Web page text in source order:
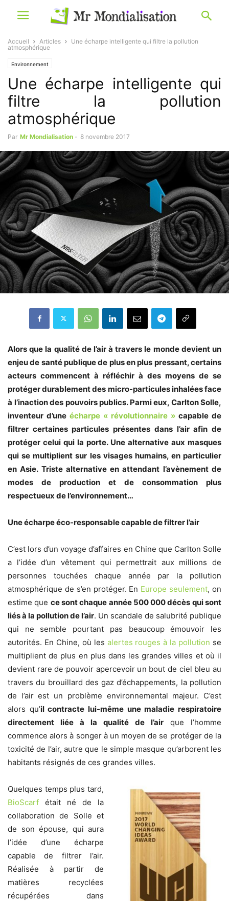
Accueil Articles
Une écharpe intelligente qui filtre la pollution
atmosphérique
Environnement
Une écharpe intelligente qui
filtre la pollution
atmosphérique
Par Mr Mondialisation - 8 novembre 2017
Alors que la qualité de l’air à travers le monde devient un
enjeu de santé publique de plus en plus pressant, certains
acteurs commencent à réfléchir à des moyens de se
protéger durablement des micro-particules inhalées face
à l’inaction des pouvoirs publics. Parmi eux, Carlton Solle,
inventeur d’une écharpe « révolutionnaire » capable de
filtrer certaines particules présentes dans l’air afin de
protéger celui qui la porte. Une alternative aux masques
qui se multiplient sur les visages humains, en particulier
en Asie. Triste alternative en attendant l’avènement de
modes de production et de consommation plus
respectueux de l’environnement…
Une écharpe éco-responsable capable de filtrer l’air
C’est lors d’un voyage d’affaires en Chine que Carlton Solle
a l’idée d’un vêtement qui permettrait aux millions de
personnes touchées chaque année par la pollution
atmosphérique de s’en protéger. En Europe seulement, on
estime que ce sont chaque année 500 000 décès qui sont
liés à la pollution de l’air. Un scandale de salubrité publique
qui ne semble pourtant pas beaucoup émouvoir les
autorités. En Chine, où les alertes rouges à la pollution se
multiplient de plus en plus dans les grandes villes et où il
devient rare de pouvoir apercevoir un bout de ciel bleu au
travers du brouillard des gaz d’échappements, la pollution
de l’air est un problème environnemental majeur. C’est
alors qu’il contracte lui-même une maladie respiratoire
directement liée à la qualité de l’air que l’homme
commence alors à songer à un moyen de se protéger de la
toxicité de l’air, autre que le simple masque qu’arborent les
habitants résignés de ces grandes villes.
Quelques temps plus tard,
BioScarf était né de la
collaboration de Solle et
de son épouse, qui aura
l’idée d’une écharpe
capable de filtrer l’air.
Réalisée à partir de
matières recyclées
récupérées dans